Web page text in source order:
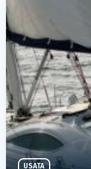
USATA